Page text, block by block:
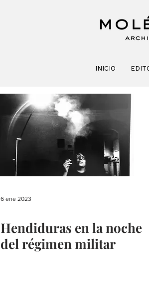
INICIO
6 ene 2023
Hendiduras en la noche
del régimen militar